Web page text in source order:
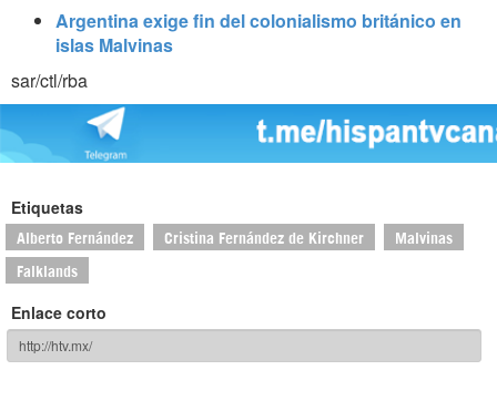
Argentina exige fin del colonialismo británico en
islas Malvinas
sar/ctl/rba
Etiquetas
Alberto Fernández Cristina Fernández de Kirchner Malvinas
Falklands
Enlace corto